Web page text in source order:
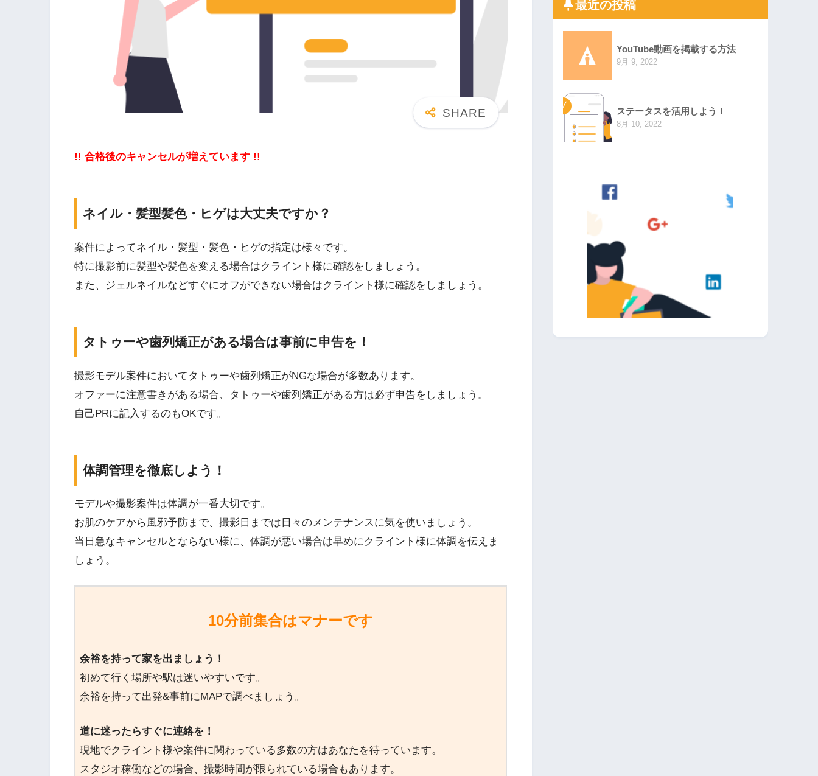
!! 合格後のキャンセルが増えています !!
ネイル・髪型髪色・ヒゲは大丈夫ですか？
案件によってネイル・髪型・髪色・ヒゲの指定は様々です。
特に撮影前に髪型や髪色を変える場合はクライント様に確認をしましょう。
また、ジェルネイルなどすぐにオフができない場合はクライント様に確認をしましょう。
タトゥーや歯列矯正がある場合は事前に申告を！
撮影モデル案件においてタトゥーや歯列矯正がNGな場合が多数あります。
オファーに注意書きがある場合、タトゥーや歯列矯正がある方は必ず申告をしましょう。
自己PRに記入するのもOKです。
体調管理を徹底しよう！
モデルや撮影案件は体調が一番大切です。
お肌のケアから風邪予防まで、撮影日までは日々のメンテナンスに気を使いましょう。
当日急なキャンセルとならない様に、体調が悪い場合は早めにクライント様に体調を伝えま
しょう。
10分前集合はマナーです
余裕を持って家を出ましょう！
初めて行く場所や駅は迷いやすいです。
余裕を持って出発&事前にMAPで調べましょう。
道に迷ったらすぐに連絡を！
現地でクライント様や案件に関わっている多数の方はあなたを待っています。
スタジオ稼働などの場合、撮影時間が限られている場合もあります。
最近の投稿
YouTube動画を掲載する方法
9月 9, 2022
ステータスを活用しよう！
8月 10, 2022